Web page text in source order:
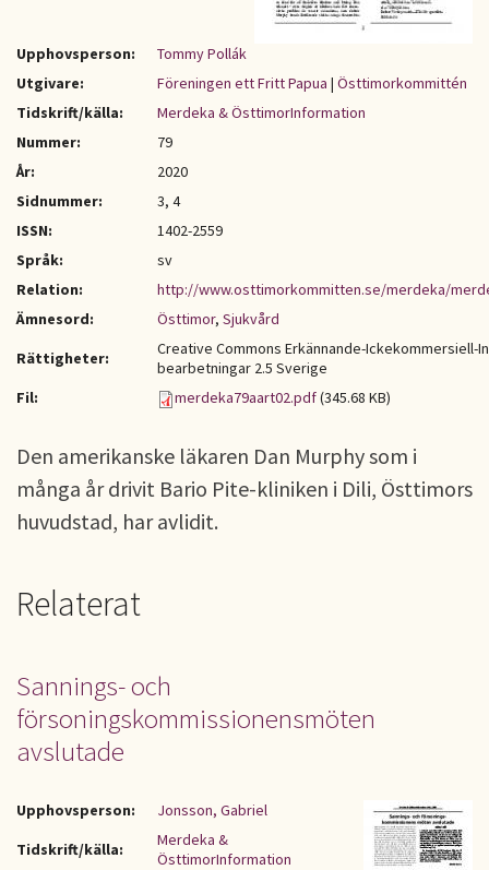
Upphovsperson:
Tommy Pollák
Utgivare:
Föreningen ett Fritt Papua | Östtimorkommittén
Tidskrift/källa:
Merdeka & ÖsttimorInformation
Nummer:
79
År:
2020
Sidnummer:
3, 4
ISSN:
1402-2559
Språk:
sv
Relation:
http://www.osttimorkommitten.se/merdeka/
Ämnesord:
Östtimor, Sjukvård
Rättigheter:
Creative Commons Erkännande-Ickekommersiell-
bearbetningar 2.5 Sverige
Fil:
merdeka79aart02.pdf(345.68 KB)
Den amerikanske läkaren Dan Murphy som i
många år drivit Bario Pite-kliniken i Dili, Östtimors
huvudstad, har avlidit.
Relaterat
Sannings- och
försoningskommissionensmöten
avslutade
Upphovsperson:
Jonsson, Gabriel
Tidskrift/källa:
Merdeka &
ÖsttimorInformation